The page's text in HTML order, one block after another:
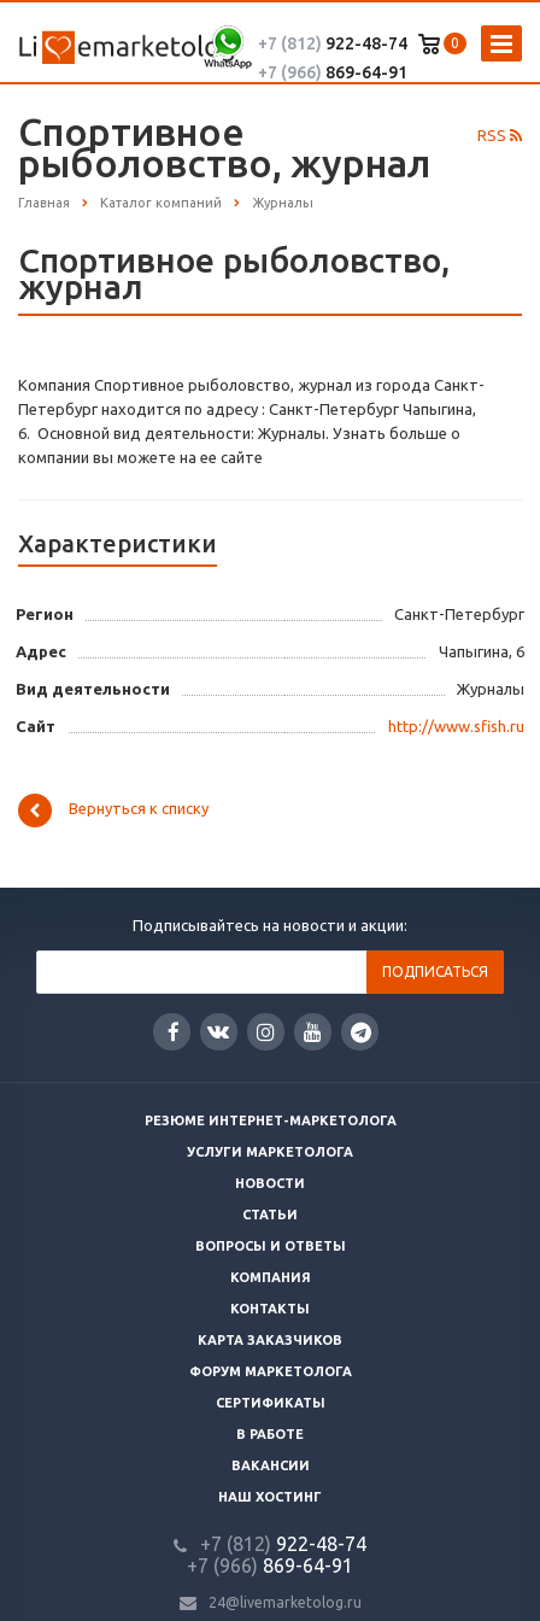
0
+7 (812) 922-48-74
+7 (966) 869-64-91
RSS
Спортивное
рыболовство, журнал
Главная Каталог компаний Журналы
Спортивное рыболовство,
журнал
Компания Спортивное рыболовство, журнал из города Санкт-
Петербург находится по адресу : Санкт-Петербург Чапыгина,
6. Основной вид деятельности: Журналы. Узнать больше о
компании вы можете на ее сайте
Характеристики
Регион Санкт-Петербург
Адрес Чапыгина, 6
Вид деятельности Журналы
Сайт http://www.sfish.ru
Вернуться к списку
Подписывайтесь на новости и акции:
РЕЗЮМЕ ИНТЕРНЕТ-МАРКЕТОЛОГА
УСЛУГИ МАРКЕТОЛОГА
НОВОСТИ
СТАТЬИ
ВОПРОСЫ И ОТВЕТЫ
КОМПАНИЯ
КОНТАКТЫ
КАРТА ЗАКАЗЧИКОВ
ФОРУМ МАРКЕТОЛОГА
СЕРТИФИКАТЫ
В РАБОТЕ
ВАКАНСИИ
НАШ ХОСТИНГ
+7 (812) 922-48-74
+7 (966) 869-64-91
24@livemarketolog.ru